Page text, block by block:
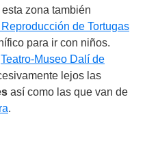
esta zona también
de Tortugas
para ir con niños.
Teatro-Museo Dalí de
lejos las
así como las que van de
.